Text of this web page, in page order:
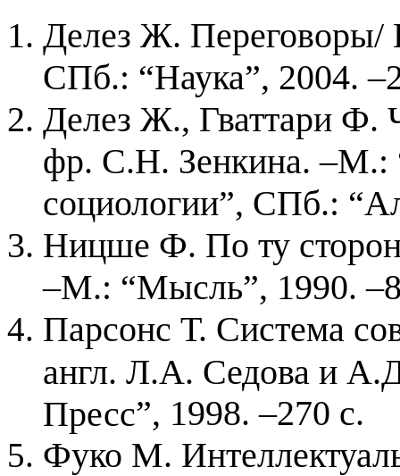
Делез Ж.
СПб.: “Наука”, 2004.
Делез Ж., Гваттари Ф.
фр. С.Н. Зенкина. –М.:
социологии”, СПб.:
Ницше Ф. По ту
–М.: “Мысль”, 1990.
Парсонс Т. Система
англ. Л.А. Седова и
Пресс”, 1998. –270 с.
Фуко М.